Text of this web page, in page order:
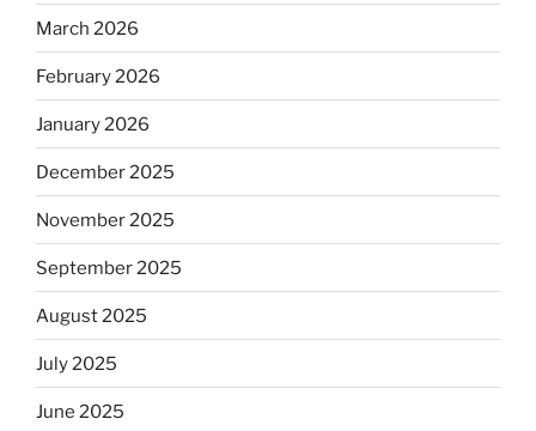
March 2026
February 2026
January 2026
December 2025
November 2025
September 2025
August 2025
July 2025
June 2025